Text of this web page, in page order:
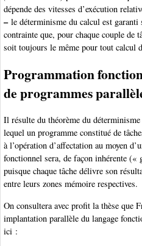
dépende des vitesses d’exécution
–le déterminisme du calcul est garanti
contrainte que, pour chaque couple de
soit toujours le même pour tout calcul
Programmation
de programmes
Il résulte du théorème du
lequel un programme constitué de
à l’opération d’affectation au moyen
fonctionnel sera, de façon inhérente
puisque chaque tâche délivre son
entre leurs zones mémoire respectives.
On consultera avec profit la thèse que
implantation parallèle du langage
ici :